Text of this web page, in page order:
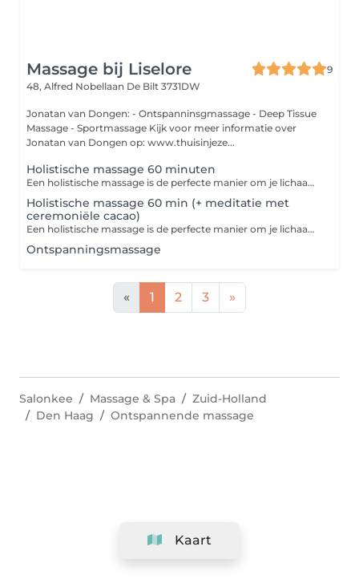
Massage bij Liselore
9
48, Alfred Nobellaan De Bilt 3731DW
Jonatan van Dongen: - Ontspanninsgmassage - Deep Tissue
Massage - Sportmassage Kijk voor meer informatie over
Jonatan van Dongen op: www.thuisinjeze...
Holistische massage 60 minuten
Een holistische massage is de perfecte manier om je lichaam en geest weer met elkaar in harmonie te brengen. Dit is een diepe, ontspannende en holistische behandeling die zowel fysieke als energetische uitwerking heeft. Na jouw behandeling is er een kwartier extra tijd voor een nabeschouwing.
Holistische massage 60 min (+ meditatie met
ceremoniële cacao)
Een holistische massage is de perfecte manier om je lichaam en geest weer met elkaar in harmonie te brengen. Dit is een diepe, ontspannende en holistische behandeling die zowel fysieke als energetische uitwerking heeft. Jouw sessie start met een begeleide meditatie met ceremoniële cacao, dat een licht stimulerende werking heeft. De cacao brengt je in contact met de hartstreek en kan emoties meer naar de oppervlakte brengen. Na jouw behandeling is er een kwartier extra tijd voor een nabeschouwing. Let op: het drinken van cacao is volledig op eigen verantwoordelijkheid. Wil je hier meer over weten? Neem dan van tevoren contact op.
Ontspanningsmassage
« 1 2 3 »
Kaart
Salonkee Massage & Spa
Zuid-Holland
Den Haag
Ontspannende massage